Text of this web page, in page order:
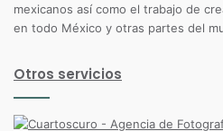
mexicanos así como el trabajo de
en todo México y otras partes del
Otros servicios